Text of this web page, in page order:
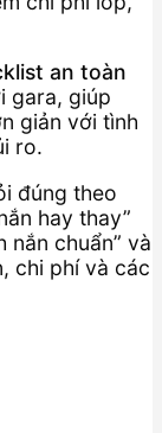
an toàn
gara, giúp
giản với tình
ro.
đúng theo
hay thay”
chuẩn” và
chi phí và các